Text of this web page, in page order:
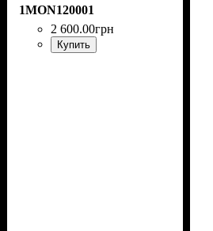
1MON120001
2 600.00грн
Купить